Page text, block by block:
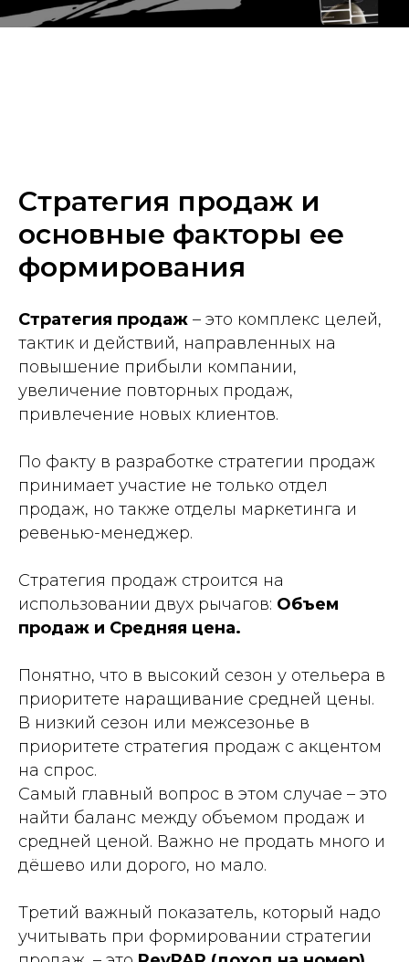
Стратегия продаж и
основные факторы ее
формирования
Стратегия продаж – это комплекс целей,
тактик и действий, направленных на
повышение прибыли компании,
увеличение повторных продаж,
привлечение новых клиентов.
По факту в разработке стратегии продаж
принимает участие не только отдел
продаж, но также отделы маркетинга и
ревенью-менеджер.
Стратегия продаж строится на
использовании двух рычагов: Объем
продаж и Средняя цена.
Понятно, что в высокий сезон у отельера в
приоритете наращивание средней цены.
В низкий сезон или межсезонье в
приоритете стратегия продаж с акцентом
на спрос.
Самый главный вопрос в этом случае – это
найти баланс между объемом продаж и
средней ценой. Важно не продать много и
дёшево или дорого, но мало.
Третий важный показатель, который надо
учитывать при формировании стратегии